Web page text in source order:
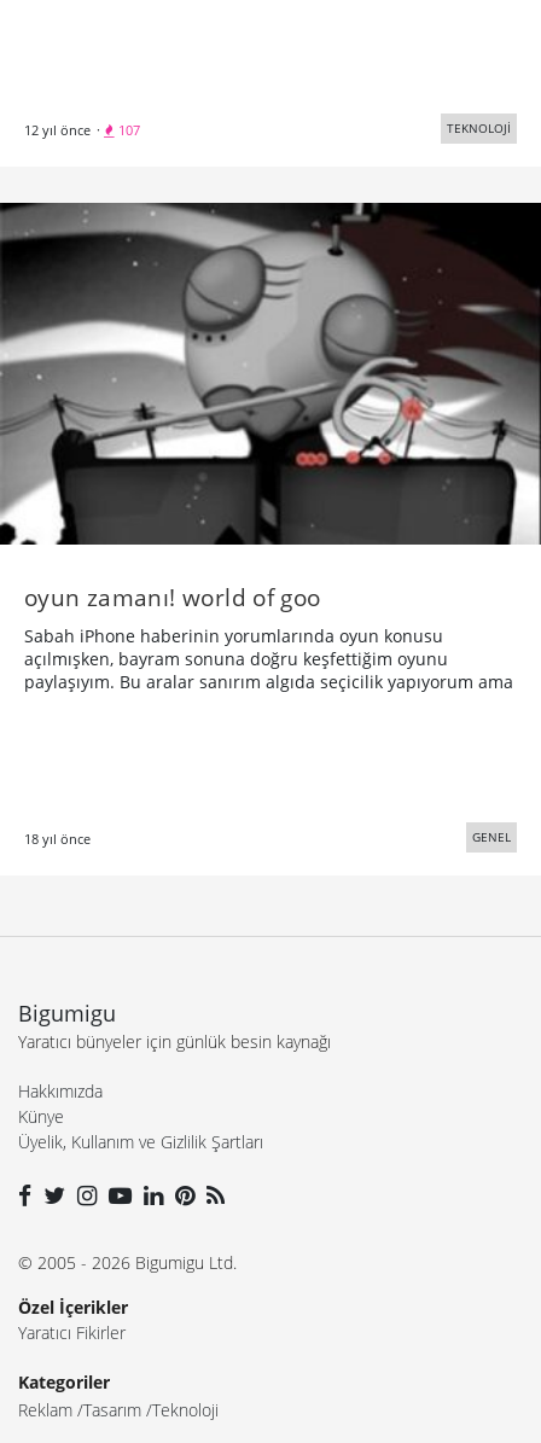
12 yıl önce · 107 TEKNOLOJİ
oyun zamanı! world of goo
Sabah iPhone haberinin yorumlarında oyun konusu
açılmışken, bayram sonuna doğru keşfettiğim oyunu
paylaşıyım. Bu aralar sanırım algıda seçicilik yapıyorum ama
18 yıl önce GENEL
Bigumigu
Yaratıcı bünyeler için günlük besin kaynağı
Hakkımızda
Künye
Üyelik, Kullanım ve Gizlilik Şartları
© 2005 - 2026 Bigumigu Ltd.
Özel İçerikler
Yaratıcı Fikirler
Kategoriler
Reklam Tasarım Teknoloji